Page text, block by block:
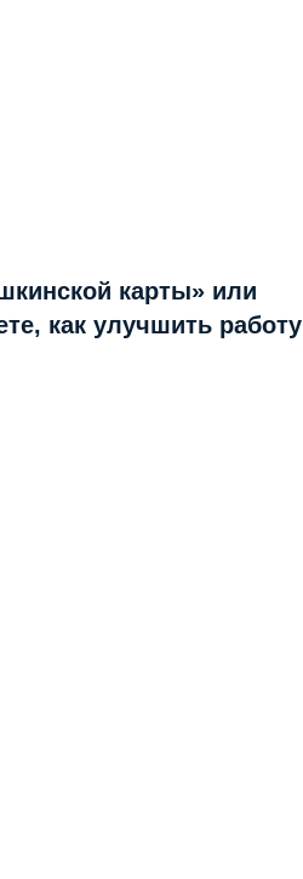
карты» или
как улучшить работу